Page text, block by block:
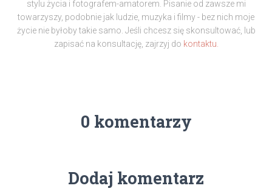
stylu życia i fotografem-amatorem. Pisanie od zawsze mi
towarzyszy, podobnie jak ludzie, muzyka i filmy - bez nich moje
życie nie byłoby takie samo. Jeśli chcesz się skonsultować, lub
zapisać na konsultację, zajrzyj do kontaktu.
0 komentarzy
Dodaj komentarz